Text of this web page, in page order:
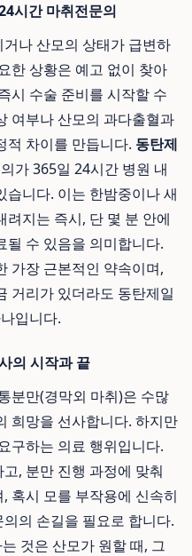
시간 마취전문의
나 산모의 상태가 급변하
한 상황은 예고 없이 찾아
시 수술 준비를 시작할 수
여부나 산모의 과다출혈과
적 차이를 만듭니다. 동탄제
가 365일 24시간 병원 내
습니다. 이는 한밤중이나 새
지는 즉시, 단 몇 분 안에
될 수 있음을 의미합니다.
가장 근본적인 약속이며,
거리가 있더라도 동탄제일
입니다.
의 시작과 끝
분만(경막외 마취)은 수많
희망을 선사합니다. 하지만
구하는 의료 행위입니다.
, 분만 진행 과정에 맞춰
혹시 모를 부작용에 신속히
의 손길을 필요로 합니다.
것은 산모가 원할 때, 그